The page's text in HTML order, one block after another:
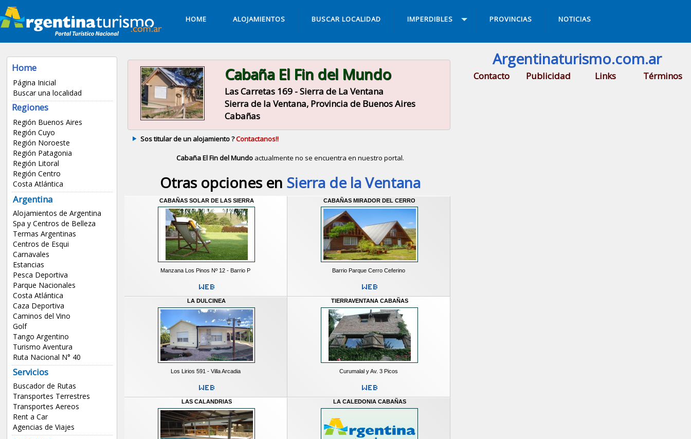
HOME ALOJAMIENTOS BUSCAR LOCALIDAD IMPERDIBLES PROVINCIAS NOTICIAS
Home
Página Inicial
Buscar una localidad
Regiones
Región Buenos Aires
Región Cuyo
Región Noroeste
Región Patagonia
Región Litoral
Región Centro
Costa Atlántica
Argentina
Alojamientos de Argentina
Spa y Centros de Belleza
Termas Argentinas
Centros de Esqui
Carnavales
Estancias
Pesca Deportiva
Parque Nacionales
Costa Atlántica
Caza Deportiva
Caminos del Vino
Golf
Tango Argentino
Turismo Aventura
Ruta Nacional N° 40
Servicios
Buscador de Rutas
Transportes Terrestres
Transportes Aereos
Rent a Car
Agencias de Viajes
Cabaña El Fin del Mundo
Las Carretas 169 - Sierra de La Ventana
Sierra de la Ventana, Provincia de Buenos Aires
Cabañas
Sos titular de un alojamiento ?Contactanos!!
Cabaña El Fin del Mundoactualmente no se encuentra en nuestro portal.
Otras opciones en Sierra de la Ventana
CABAÑAS SOLAR DE LAS SIERRA
Manzana Los Pinos Nº 12 - Barrio P
CABAÑAS MIRADOR DEL CERRO
Barrio Parque Cerro Ceferino
LA DULCINEA
Los Lirios 591 - Villa Arcadia
TIERRAVENTANA CABAÑAS
Curumalal y Av. 3 Picos
LAS CALANDRIAS LA CALEDONIA CABAÑAS
Argentinaturismo.com.ar
Contacto Publicidad Links Términos